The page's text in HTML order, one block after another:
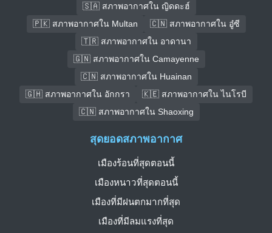
🇸🇦 สภาพอากาศใน ญิดดะฮ์
🇵🇰 สภาพอากาศใน Multan
🇨🇳 สภาพอากาศใน อู๋ซี
🇹🇷 สภาพอากาศใน อาดานา
🇬🇳 สภาพอากาศใน Camayenne
🇨🇳 สภาพอากาศใน Huainan
🇬🇭 สภาพอากาศใน อักกรา
🇰🇪 สภาพอากาศใน ไนโรบี
🇨🇳 สภาพอากาศใน Shaoxing
สุดยอดสภาพอากาศ
เมืองร้อนที่สุดตอนนี้
เมืองหนาวที่สุดตอนนี้
เมืองที่มีฝนตกมากที่สุด
เมืองที่มีลมแรงที่สุด